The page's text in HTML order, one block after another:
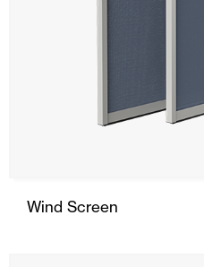
Wind Screen